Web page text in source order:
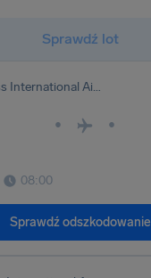
Sprawdź lot
Swiss International Air Lines
• •
08:00
Sprawdź odszkodowanie